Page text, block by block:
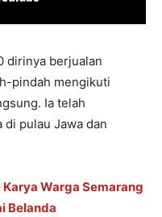
dirinya berjualan
pindah mengikuti
Ia telah
pulau Jawa dan
Warga Semarang
Belanda